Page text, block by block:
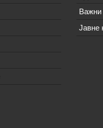
Важни
Јавне